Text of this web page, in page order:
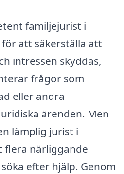
familjejurist i
att säkerställa att
intressen skyddas,
frågor som
eller andra
ärenden. Men
lämplig jurist i
flera närliggande
efter hjälp. Genom